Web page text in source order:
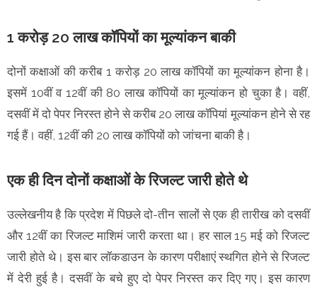
1 करोड़ 20 लाख कॉपियों का मूल्यांकन बाकी
दोनों कक्षाओं की करीब 1 करोड़ 20 लाख कॉपियों का मूल्यांकन होना है।
इसमें 10वीं व 12वीं की 80 लाख कॉपियों का मूल्यांकन हो चुका है। वहीं,
दसवीं में दो पेपर निरस्त होने से करीब 20 लाख कॉपियां मूल्यांकन होने से रह
गई हैं। वहीं, 12वीं की 20 लाख कॉपियों को जांचना बाकी है।
एक ही दिन दोनों कक्षाओं के रिजल्ट जारी होते थे
उल्‍लेखनीय है कि प्रदेश में पिछले दो-तीन सालों से एक ही तारीख को दसवीं
और 12वीं का रिजल्ट माशिमं जारी करता था। हर साल 15 मई को रिजल्ट
जारी होते थे। इस बार लॉकडाउन के कारण परीक्षाएं स्थगित होने से रिजल्ट
में देरी हुई है। दसवीं के बचे हुए दो पेपर निरस्त कर दिए गए। इस कारण